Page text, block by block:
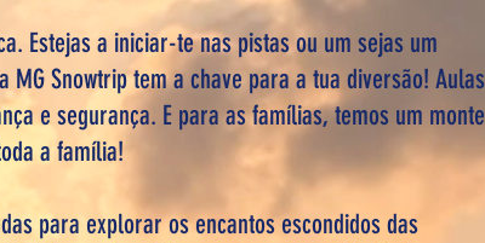
Estejas a iniciar-te nas pistas ou um sejas um
Snowtrip tem a chave para a tua diversão! Aulas
e segurança. E para as famílias, temos um monte
a família!
para explorar os encantos escondidos das